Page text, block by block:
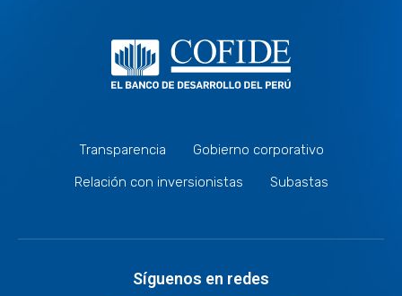
Transparencia
Gobierno corporativo
Relación con inversionistas
Subastas
Síguenos en redes